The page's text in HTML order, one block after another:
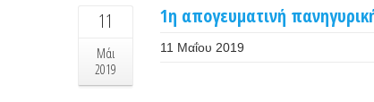
11
Μάι
2019
1η απογευματινή
11 Μαΐου 2019